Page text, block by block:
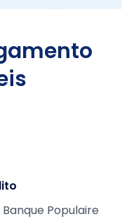
Populaire